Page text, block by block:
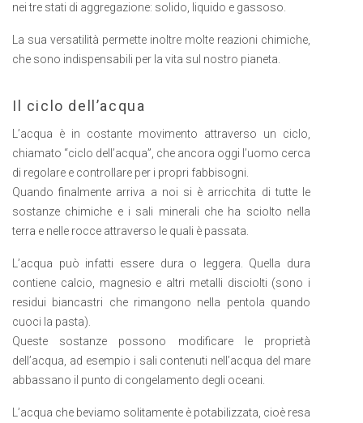
nei tre stati di aggregazione: solido, liquido e gassoso.
La sua versatilità permette inoltre molte reazioni chimiche,
che sono indispensabili per la vita sul nostro pianeta.
Il ciclo dell’acqua
L’acqua è in costante movimento attraverso un ciclo,
chiamato “ciclo dell’acqua”, che ancora oggi l’uomo cerca
di regolare e controllare per i propri fabbisogni.
Quando finalmente arriva a noi si è arricchita di tutte le
sostanze chimiche e i sali minerali che ha sciolto nella
terra e nelle rocce attraverso le quali è passata.
L’acqua può infatti essere dura o leggera. Quella dura
contiene calcio, magnesio e altri metalli disciolti (sono i
residui biancastri che rimangono nella pentola quando
cuoci la pasta).
Queste sostanze possono modificare le proprietà
dell’acqua, ad esempio i sali contenuti nell’acqua del mare
abbassano il punto di congelamento degli oceani.
L’acqua che beviamo solitamente è potabilizzata, cioè resa